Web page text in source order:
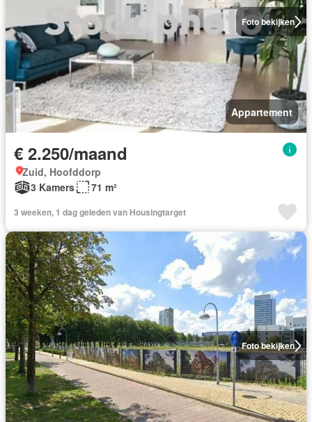
Foto bekijken
Appartement
€ 2.250/maand
Zuid, Hoofddorp
3 Kamers
71 m²
3 weeken, 1 dag geleden van Housingtarget
Foto bekijken